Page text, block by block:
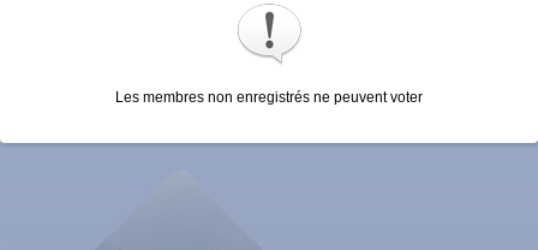
Les membres non enregistrés ne peuvent voter